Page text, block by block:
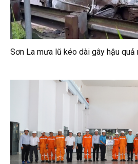
Sơn La mưa lũ kéo dài gây hậu quả